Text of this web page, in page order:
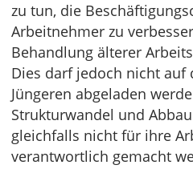
zu tun, die
Arbeitnehmer zu
Behandlung älterer
Dies darf jedoch nicht auf
Jüngeren abgeladen
Strukturwandel und
gleichfalls nicht für ihre
verantwortlich gemacht